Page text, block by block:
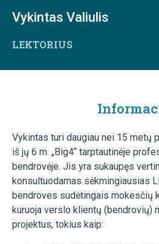
Vykintas Valiulis
LEKTORIUS
Vykintas turi daugiau nei 15 metų
iš jų 6 m. „Big4“ tarptautinėje
bendrovėje. Jis yra sukaupęs
konsultuodamas sėkmingiausias
bendroves sudėtingais mokesčių
kuruoja verslo klientų (bendrovių)
projektus, tokius kaip: